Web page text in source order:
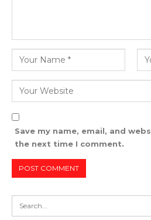
Save my name, email, and
the next time I comment.